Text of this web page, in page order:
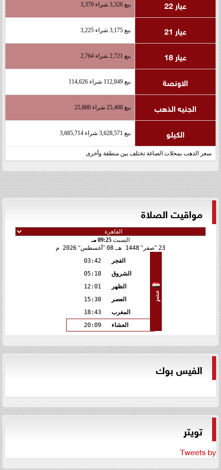
عيار 22 بيع 3,326 شراء 3,379
عيار 21 بيع 3,175 شراء 3,225
عيار 18 بيع 2,721 شراء 2,764
الاونصة بيع 112,849 شراء 114,626
الجنيه الذهب بيع 25,400 شراء 25,800
الكيلو بيع 3,628,571 شراء 3,685,714
سعر الذهب بمحلات الصاغة تختلف بين منطقة وأخرى
مواقيت الصلاة
السبت 09:25 مـ
23
صفر 1448 هـ 08 أغسطس 2026 م
مصر
الفجر
03:42
الشروق
05:18
الظهر
12:01
العصر
15:38
المغرب
18:43
العشاء
20:09
الفيس بوك
تويتر
Tweets by